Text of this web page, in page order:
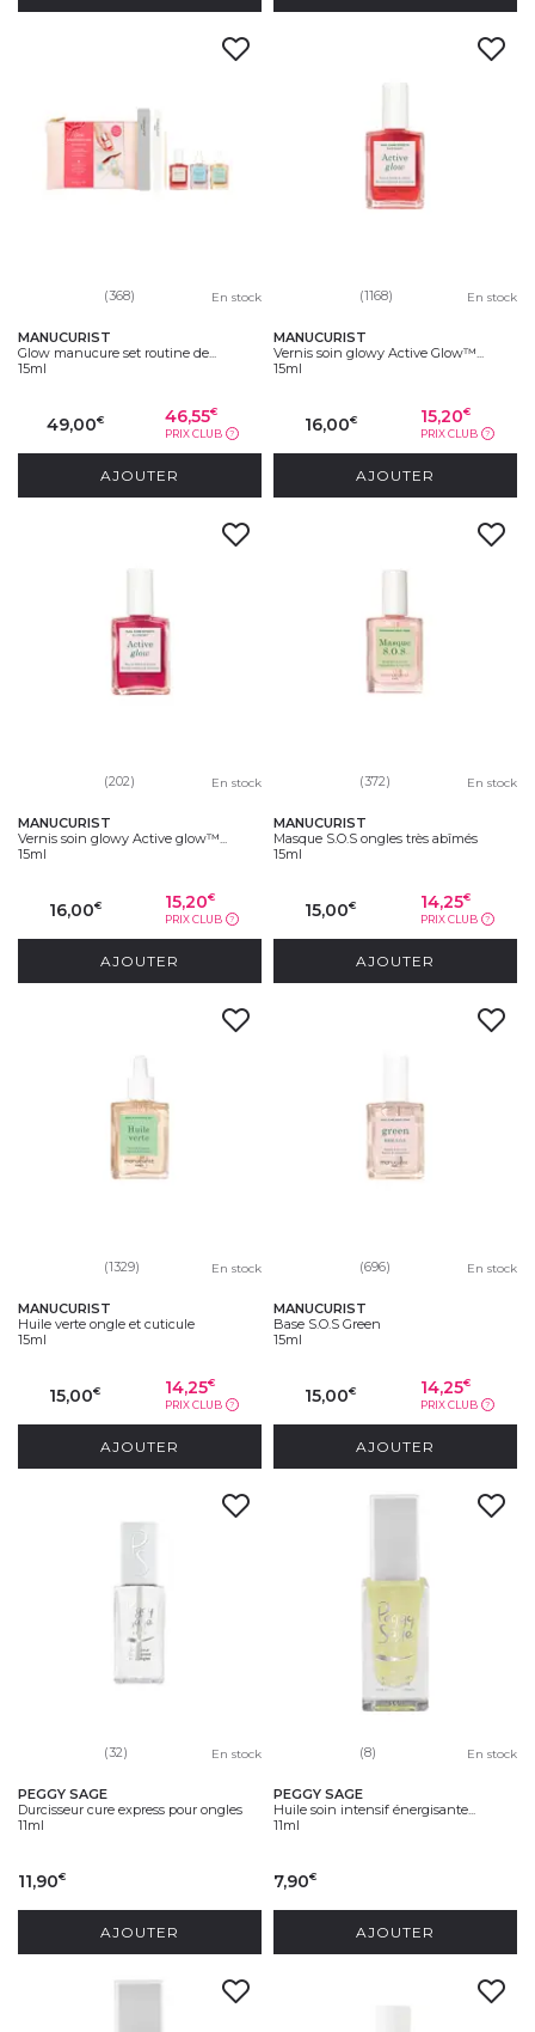
(368) En stock
MANUCURIST
Glow manucure set routine de...
15ml
49,00€ 46,55€
PRIX CLUB ?
AJOUTER
(1168) En stock
MANUCURIST
Vernis soin glowy Active Glow™...
15ml
16,00€ 15,20€
PRIX CLUB ?
AJOUTER
(202) En stock
MANUCURIST
Vernis soin glowy Active glow™...
15ml
16,00€ 15,20€
PRIX CLUB ?
AJOUTER
(372) En stock
MANUCURIST
Masque S.O.S ongles très abîmés
15ml
15,00€ 14,25€
PRIX CLUB ?
AJOUTER
(1329) En stock
MANUCURIST
Huile verte ongle et cuticule
15ml
15,00€ 14,25€
PRIX CLUB ?
AJOUTER
(696) En stock
MANUCURIST
Base S.O.S Green
15ml
15,00€ 14,25€
PRIX CLUB ?
AJOUTER
(32) En stock
PEGGY SAGE
Durcisseur cure express pour ongles
11ml
11,90€
AJOUTER
(8) En stock
PEGGY SAGE
Huile soin intensif énergisante...
11ml
7,90€
AJOUTER